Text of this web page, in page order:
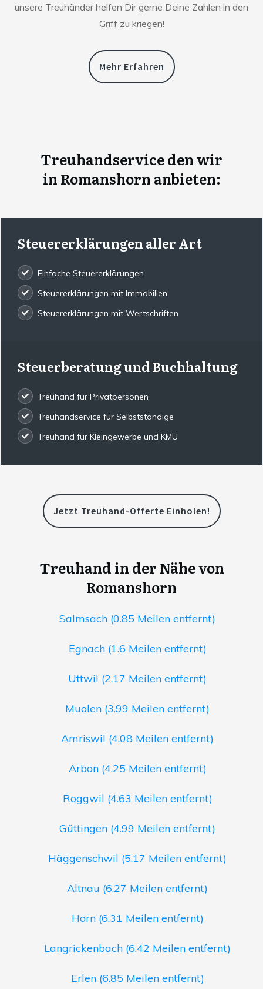
unsere Treuhänder helfen Dir gerne Deine Zahlen in den
Griff zu kriegen!
Mehr Erfahren
Treuhandservice den wir
in Romanshorn anbieten:
Steuererklärungen aller Art
Einfache Steuererklärungen
Steuererklärungen mit Immobilien
Steuererklärungen mit Wertschriften
Steuerberatung und Buchhaltung
Treuhand für Privatpersonen
Treuhandservice für Selbstständige
Treuhand für Kleingewerbe und KMU
Jetzt Treuhand-Offerte Einholen!
Treuhand in der Nähe von
Romanshorn
Salmsach (0.85 Meilen entfernt)
Egnach (1.6 Meilen entfernt)
Uttwil (2.17 Meilen entfernt)
Muolen (3.99 Meilen entfernt)
Amriswil (4.08 Meilen entfernt)
Arbon (4.25 Meilen entfernt)
Roggwil (4.63 Meilen entfernt)
Güttingen (4.99 Meilen entfernt)
Häggenschwil (5.17 Meilen entfernt)
Altnau (6.27 Meilen entfernt)
Horn (6.31 Meilen entfernt)
Langrickenbach (6.42 Meilen entfernt)
Erlen (6.85 Meilen entfernt)